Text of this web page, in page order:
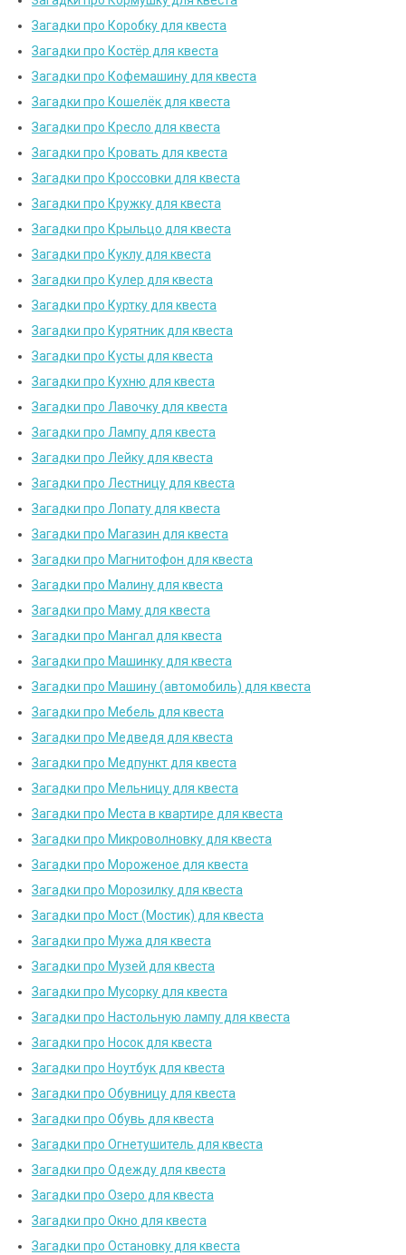
Загадки про Коробку для квеста
Загадки про Костёр для квеста
Загадки про Кофемашину для квеста
Загадки про Кошелёк для квеста
Загадки про Кресло для квеста
Загадки про Кровать для квеста
Загадки про Кроссовки для квеста
Загадки про Кружку для квеста
Загадки про Крыльцо для квеста
Загадки про Куклу для квеста
Загадки про Кулер для квеста
Загадки про Куртку для квеста
Загадки про Курятник для квеста
Загадки про Кусты для квеста
Загадки про Кухню для квеста
Загадки про Лавочку для квеста
Загадки про Лампу для квеста
Загадки про Лейку для квеста
Загадки про Лестницу для квеста
Загадки про Лопату для квеста
Загадки про Магазин для квеста
Загадки про Магнитофон для квеста
Загадки про Малину для квеста
Загадки про Маму для квеста
Загадки про Мангал для квеста
Загадки про Машинку для квеста
Загадки про Машину (автомобиль) для квеста
Загадки про Мебель для квеста
Загадки про Медведя для квеста
Загадки про Медпункт для квеста
Загадки про Мельницу для квеста
Загадки про Места в квартире для квеста
Загадки про Микроволновку для квеста
Загадки про Мороженое для квеста
Загадки про Морозилку для квеста
Загадки про Мост (Мостик) для квеста
Загадки про Мужа для квеста
Загадки про Музей для квеста
Загадки про Мусорку для квеста
Загадки про Настольную лампу для квеста
Загадки про Носок для квеста
Загадки про Ноутбук для квеста
Загадки про Обувницу для квеста
Загадки про Обувь для квеста
Загадки про Огнетушитель для квеста
Загадки про Одежду для квеста
Загадки про Озеро для квеста
Загадки про Окно для квеста
Загадки про Остановку для квеста